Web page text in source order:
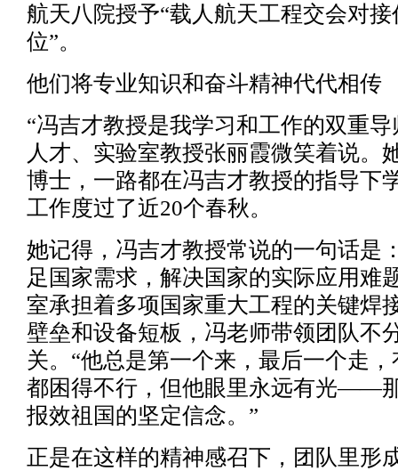
航天八院授予“载人航天工程交会对
位”。
他们将专业知识和奋斗精神代代相传
“冯吉才教授是我学习和工作的双重
人才、实验室教授张丽霞微笑着说。
博士，一路都在冯吉才教授的指导下
工作度过了近20个春秋。
她记得，冯吉才教授常说的一句话是
足国家需求，解决国家的实际应用难
室承担着多项国家重大工程的关键焊
壁垒和设备短板，冯老师带领团队不
关。“他总是第一个来，最后一个走
都困得不行，但他眼里永远有光——
报效祖国的坚定信念。”
正是在这样的精神感召下，团队里形